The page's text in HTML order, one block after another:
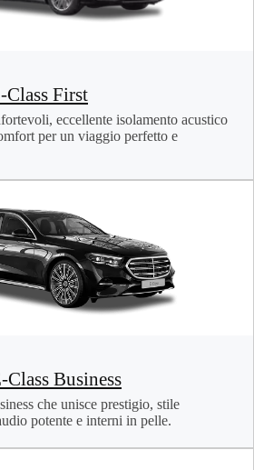
Class First
eccellente isolamento acustico
per un viaggio perfetto e
Class Business
che unisce prestigio, stile
potente e interni in pelle.